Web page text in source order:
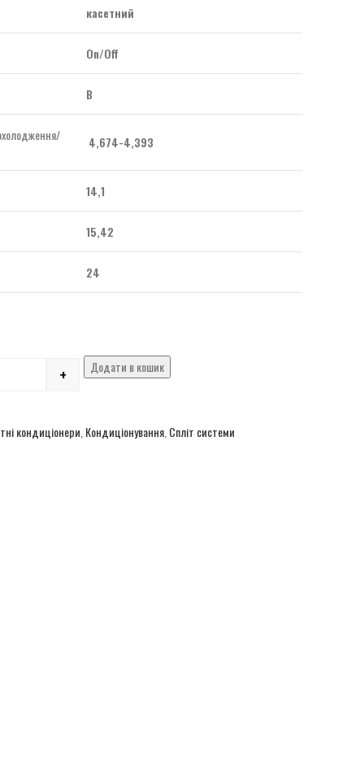
касетний
On/Off
B
4,674-4,393
14,1
15,42
24
+
Додати в кошик
кондиціонери Кондиціонування Спліт системи